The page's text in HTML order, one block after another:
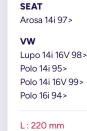
SEAT
Arosa 14i 97>
VW
Lupo 14i 16V 98>
Polo 14i 95>
Polo 14i 16V 99>
Polo 16i 94>
L : 220 mm